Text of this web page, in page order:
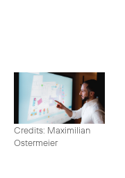
Credits: Maximilian
Ostermeier